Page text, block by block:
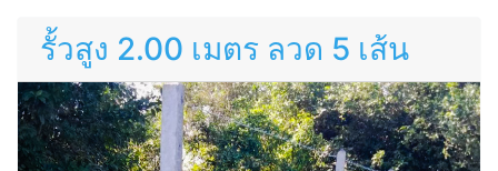
รั้วสูง 2.00 เมตร ลวด 5 เส้น